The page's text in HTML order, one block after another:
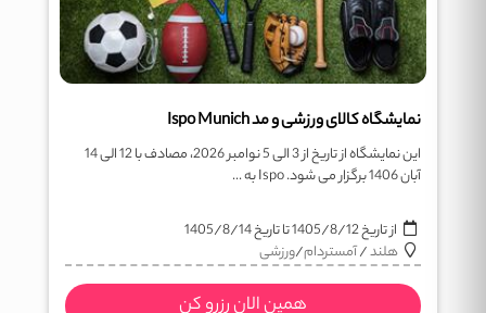
نمایشگاه کالای ورزشی و مد Ispo Munich
این نمایشگاه از تاریخ از 3 الی 5 نوامبر 2026، مصادف با 12 الی 14
آبان 1406 برگزار می شود. Ispo به ...
از تاریخ1405/8/12تا تاریخ1405/8/14
هلند/آمستردام/ورزشی
همین الان رزرو کن